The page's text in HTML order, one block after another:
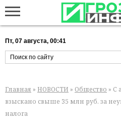
Пт, 07 августа, 00:41
Главная » НОВОСТИ » Общество » С
взыскано свыше 35 млн руб. за
налога